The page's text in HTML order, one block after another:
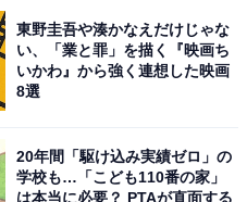
で見る
東野圭吾や湊かなえだけじゃな
い、「業と罪」を描く『映画ち
いかわ』から強く連想した映画
8選
20年間「駆け込み実績ゼロ」の
学校も…「こども110番の家」
は本当に必要？ PTAが直面する